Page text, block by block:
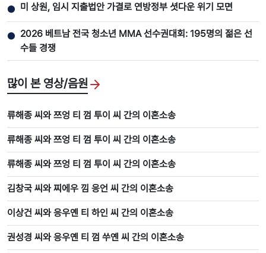
● 미 상원, 임시 지출법안 가결로 연방정부 셧다운 위기 모면
● 2026 베트남 전국 청소년 MMA 선수권대회: 195명의 젊은 선
수들 경쟁
많이 본 영상/음원
류해종 씨와 쯔엉 티 껌 투이 씨 간의 이혼소송
류해종 씨와 쯔엉 티 껌 투이 씨 간의 이혼소송
류해종 씨와 쯔엉 티 껌 투이 씨 간의 이혼소송
김창국 씨와 찌에우 낌 응언 씨 간의 이혼소송
이상건 씨와 응우옌 티 하인 씨 간의 이혼소송
권성경 씨와 응우옌 티 껌 쑤옌 씨 간의 이혼소송